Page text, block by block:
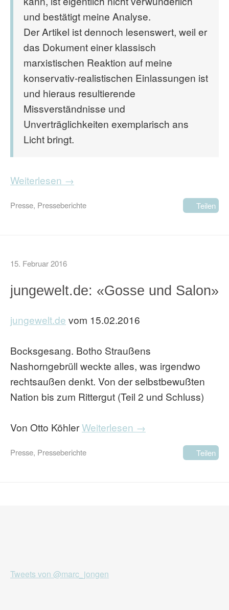
und bestätigt meine Analyse.
Der Artikel ist dennoch lesenswert, weil er
das Dokument einer klassisch
marxistischen Reaktion auf meine
konservativ-realistischen Einlassungen ist
und hieraus resultierende
Missverständnisse und
Unverträglichkeiten exemplarisch ans
Licht bringt.
Weiterlesen →
Presse, Presseberichte Teilen
15. Februar 2016
jungewelt.de: «Gosse und Salon»
jungewelt.de vom 15.02.2016
Bocksgesang. Botho Straußens
Nashorngebrüll weckte alles, was irgendwo
rechtsaußen denkt. Von der selbstbewußten
Nation bis zum Rittergut (Teil 2 und Schluss)
Von Otto KöhlerWeiterlesen →
Presse, Presseberichte Teilen
Tweets von @marc_jongen